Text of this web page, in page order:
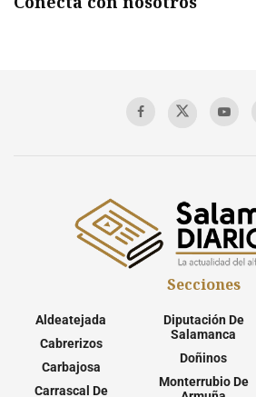
Secciones
Aldeatejada
Cabrerizos
Carbajosa
Carrascal De
Diputación De
Salamanca
Doñinos
Monterrubio De